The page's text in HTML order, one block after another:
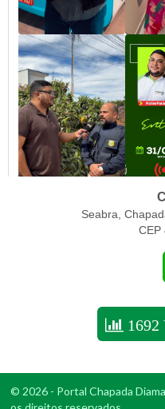
Seabra,
CEP
1692
© 2026 - Portal Chapada